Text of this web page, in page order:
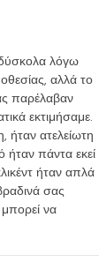
λόγω
αλλά το
παρέλαβαν
εκτιμήσαμε.
ήταν ατελείωτη
πάντα εκεί
ήταν απλά
σας
μπορεί να